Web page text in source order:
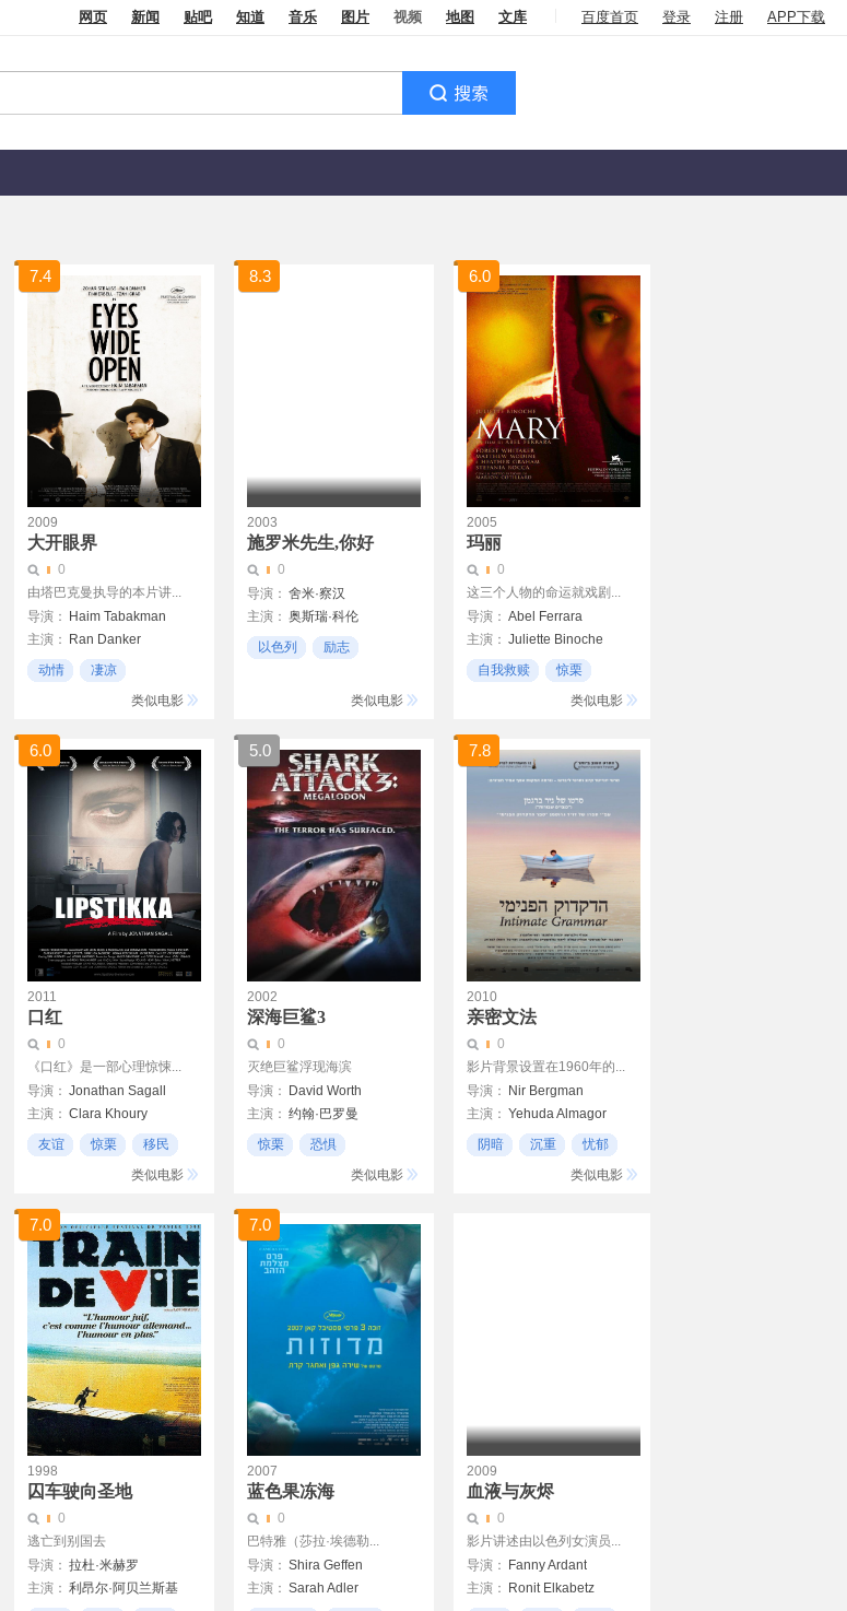
百度首页 登录 注册 APP下载
网页 新闻 贴吧 知道 音乐 图片 视频 地图 文库
7.4
2009
大开眼界
0
由塔巴克曼执导的本片讲...
导演：
Haim Tabakman
主演：
Ran Danker
Zohar Strauss
动情
凄凉
类似电影
8.3
2003
施罗米先生,你好
0
导演： 舍米·察汉
主演： 奥斯瑞·科伦
以色列
励志
类似电影
6.0
2005
玛丽
0
这三个人物的命运就戏剧...
导演： Abel Ferrara
主演： Juliette Binoche
Matthew Modine
自我救赎
惊栗
类似电影
6.0
2011
口红
0
《口红》是一部心理惊悚...
导演： Jonathan Sagall
主演： Clara Khoury
Natali Atiya
友谊 惊栗
移民
类似电影
5.0
2002
深海巨鲨3
0
灭绝巨鲨浮现海滨
导演：
David Worth
主演： 约翰·巴罗曼
詹妮·麦珊恩
Ivo Tonchev
Rosi Chernogorova
惊栗
恐惧
类似电影
7.8
2010
亲密文法
0
影片背景设置在1960年的...
导演：
Nir Bergman
主演： Yehuda Almagor
Nir Bergman
阴暗 沉重
忧郁
类似电影
7.0
1998
囚车驶向圣地
0
逃亡到别国去
导演： 拉杜·米赫罗
主演： 利昂尔·阿贝兰斯基
7.0
2007
蓝色果冻海
0
巴特雅（莎拉·埃德勒...
导演： Shira Geffen
艾加·克莱特
主演： Sarah Adler
2009
血液与灰烬
0
影片讲述由以色列女演员...
导演：
Fanny Ardant
主演：
Ronit Elkabetz